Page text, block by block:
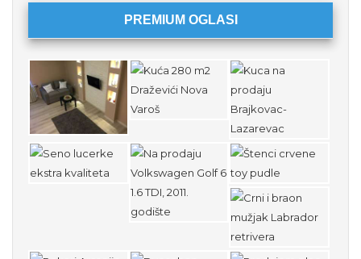
PREMIUM OGLASI